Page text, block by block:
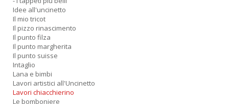
Idee all'uncinetto
Il mio tricot
Il pizzo rinascimento
Il punto filza
Il punto margherita
Il punto suisse
Intaglio
Lana e bimbi
Lavori artistici all'Uncinetto
Lavori chiacchierino
Le bomboniere